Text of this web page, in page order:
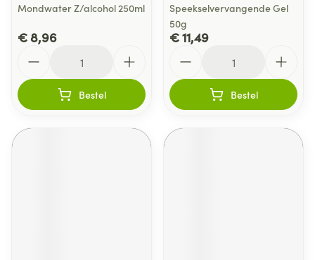
Mondwater Z/alcohol 250ml
€ 8,96
Bestel
Speekselvervangende Gel
50g
€ 11,49
Bestel